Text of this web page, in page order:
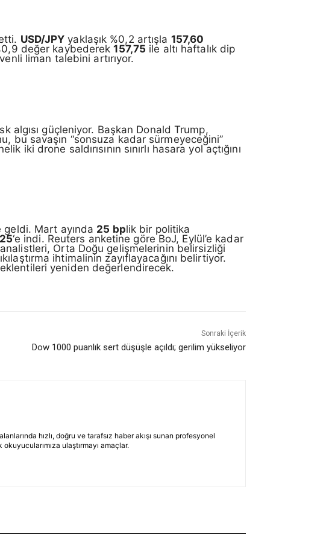
USD/JPY yaklaşık %0,2 artışla 157,60
değer kaybederek157,75 ile altı haftalık dip
liman talebini artırıyor.
algısı güçleniyor. Başkan Donald Trump,
bu savaşın “sonsuza kadar sürmeyeceğini”
drone saldırısının sınırlı hasara yol açtığını
geldi. Mart ayında 25 bplik bir politika
‘e indi. Reuters anketine göre BoJ, Eylül’e kadar
analistleri, Orta Doğu gelişmelerinin belirsizliği
ihtimalinin zayıflayacağını belirtiyor.
yeniden değerlendirecek.
Sonraki İçerik
Dow 1000 puanlık sert düşüşle açıldı; gerilim yükseliyor
hızlı, doğru ve tarafsız haber akışı sunan profesyonel
ulaştırmayı amaçlar.